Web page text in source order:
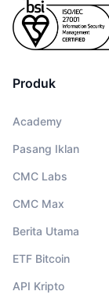
Produk
Academy
Pasang Iklan
CMC Labs
CMC Max
Berita Utama
ETF Bitcoin
API Kripto